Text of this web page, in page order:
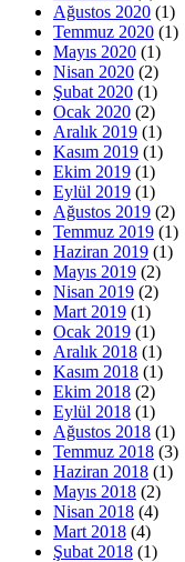
Ağustos 2020 (1)
Temmuz 2020 (1)
Mayıs 2020 (1)
Nisan 2020 (2)
Şubat 2020 (1)
Ocak 2020 (2)
Aralık 2019 (1)
Kasım 2019 (1)
Ekim 2019 (1)
Eylül 2019 (1)
Ağustos 2019 (2)
Temmuz 2019 (1)
Haziran 2019 (1)
Mayıs 2019 (2)
Nisan 2019 (2)
Mart 2019 (1)
Ocak 2019 (1)
Aralık 2018 (1)
Kasım 2018 (1)
Ekim 2018 (2)
Eylül 2018 (1)
Ağustos 2018 (1)
Temmuz 2018 (3)
Haziran 2018 (1)
Mayıs 2018 (2)
Nisan 2018 (4)
Mart 2018 (4)
Şubat 2018 (1)